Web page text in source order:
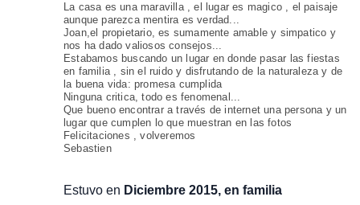
La casa es una maravilla , el lugar es magico , el paisaje
aunque parezca mentira es verdad...
Joan,el propietario, es sumamente amable y simpatico y
nos ha dado valiosos consejos...
Estabamos buscando un lugar en donde pasar las fiestas
en familia , sin el ruido y disfrutando de la naturaleza y de
la buena vida: promesa cumplida
Ninguna critica, todo es fenomenal...
Que bueno encontrar a través de internet una persona y un
lugar que cumplen lo que muestran en las fotos
Felicitaciones , volveremos
Sebastien
Estuvo en Diciembre 2015, en familia